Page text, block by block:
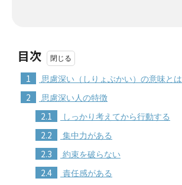
目次
1 思慮深い（しりょぶかい）の意味とは
2 思慮深い人の特徴
2.1 しっかり考えてから行動する
2.2 集中力がある
2.3 約束を破らない
2.4 責任感がある